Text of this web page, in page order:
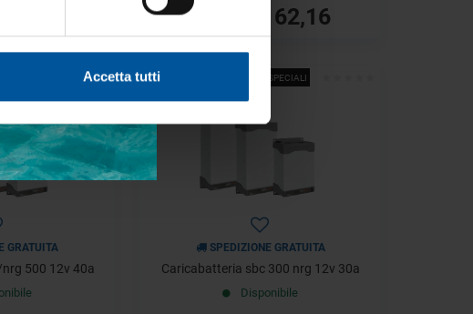
Accetta tutti
€ 162,16
GRATUITA
500 12v 40a
OFFERTE SPECIALI
- 40%
SPEDIZIONE GRATUITA
Caricabatteria sbc 300 nrg 12v 30a
Disponibile